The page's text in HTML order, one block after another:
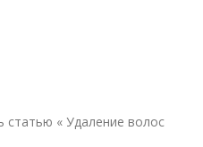
статью « Удаление волос